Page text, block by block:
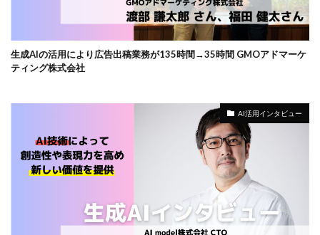
生成AIの活用により広告出稿業務が135時間→35時間 GMOアドマーケ
ティング株式会社
AI活用インタビュー